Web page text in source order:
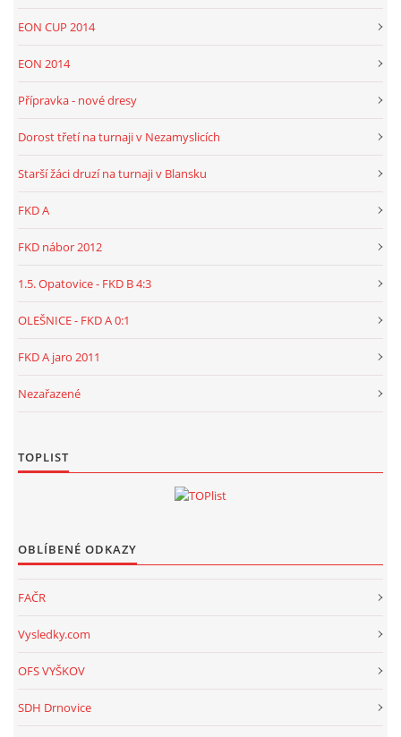
EON CUP 2014
EON 2014
Přípravka - nové dresy
Dorost třetí na turnaji v Nezamyslicích
Starší žáci druzí na turnaji v Blansku
FKD A
FKD nábor 2012
1.5. Opatovice - FKD B 4:3
OLEŠNICE - FKD A 0:1
FKD A jaro 2011
Nezařazené
TOPLIST
OBLÍBENÉ ODKAZY
FAČR
Vysledky.com
OFS VYŠKOV
SDH Drnovice